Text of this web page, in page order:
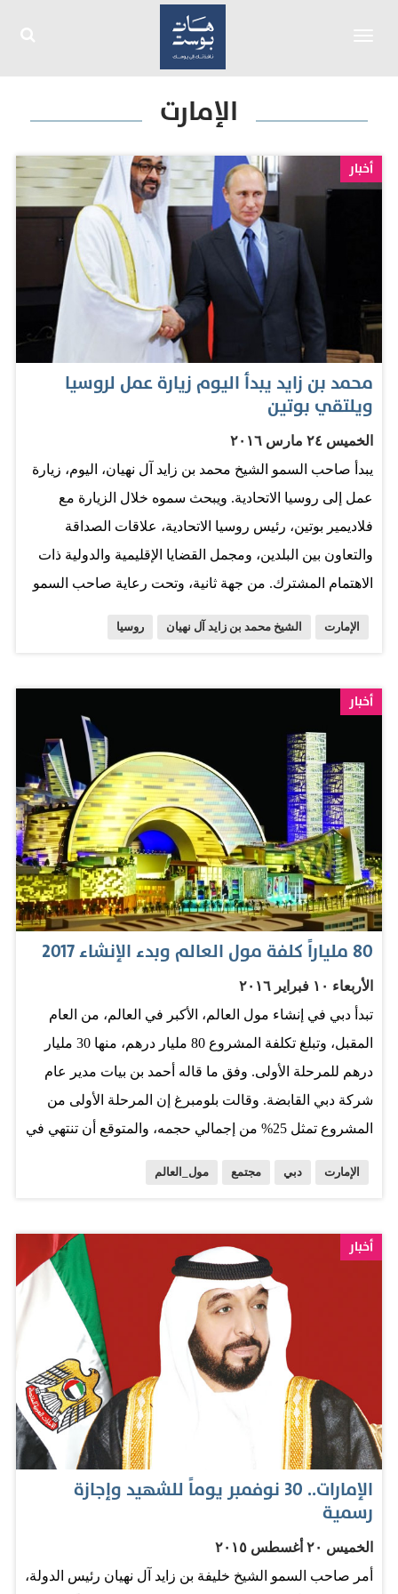
الإمارت
أخبار
محمد بن زايد يبدأ اليوم زيارة عمل لروسيا
ويلتقي بوتين
الخميس ٢٤ مارس ٢٠١٦
يبدأ صاحب السمو الشيخ محمد بن زايد آل نهيان، اليوم، زيارة
عمل إلى روسيا الاتحادية. ويبحث سموه خلال الزيارة مع
فلاديمير بوتين، رئيس روسيا الاتحادية، علاقات الصداقة
والتعاون بين البلدين، ومجمل القضايا الإقليمية والدولية ذات
الاهتمام المشترك. من جهة ثانية، وتحت رعاية صاحب السمو
بن زايد آل نهيان إلى كريمة الشيخ سلطان بن طحنون آل
نهيان، عضو المجلس التنفيذي، والشيخ أحمد بن ناصر بن زايد
آل نهيان إلى كريمة الشيخ سعيد بن طحنون آل نهيان،
بمشاركة 21 عريساً من أبناء الوطن. المصدر: صحيفة البيان
الإمارت الشيخ محمد بن زايد آل نهيان روسيا
أخبار
80 ملياراً كلفة مول العالم وبدء الإنشاء 2017
الأربعاء ١٠ فبراير ٢٠١٦
تبدأ دبي في إنشاء مول العالم، الأكبر في العالم، من العام
المقبل، وتبلغ تكلفة المشروع 80 مليار درهم، منها 30 مليار
درهم للمرحلة الأولى. وفق ما قاله أحمد بن بيات مدير عام
شركة دبي القابضة. وقالت بلومبرغ إن المرحلة الأولى من
المشروع تمثل 25% من إجمالي حجمه، والمتوقع أن تنتهي في
مستثمرين. وسيضم المول أكبر مساحة لبيع التجزئة ومدينة
رعاية صحية ومئة فندق تضم أكثر من 22 ألف غرفة. المصدر:
الإمارت دبي مجتمع مول_العالم
أخبار
الإمارات.. 30 نوفمبر يوماً للشهيد وإجازة
رسمية
الخميس ٢٠ أغسطس ٢٠١٥
أمر صاحب السمو الشيخ خليفة بن زايد آل نهيان رئيس الدولة،